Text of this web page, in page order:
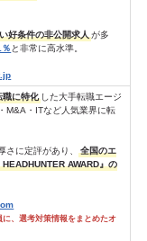
好条件の非公開求人 が多
と非常に高水準。
職に特化 した大手転職エージ
M&A・ITなど人気業界に転
さに定評があり、
全国のエ
AWARD』の
、選考対策情報をまとめたオ